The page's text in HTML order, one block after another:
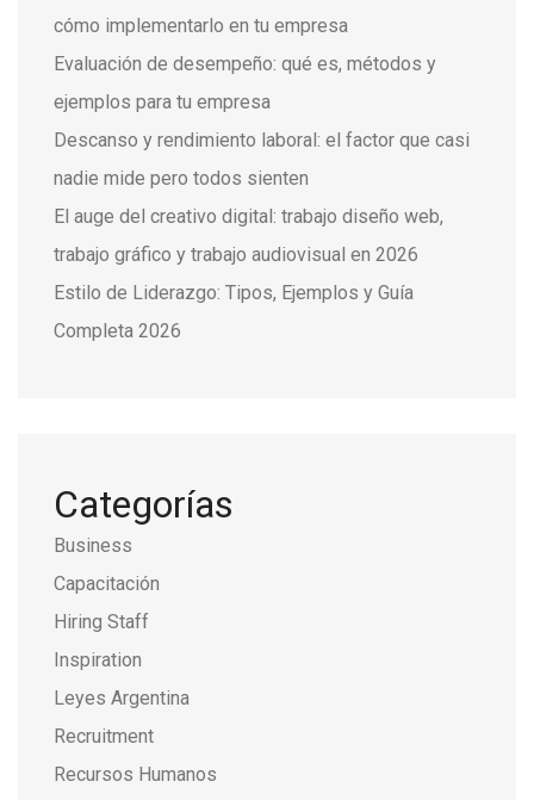
cómo implementarlo en tu empresa
Evaluación de desempeño: qué es, métodos y
ejemplos para tu empresa
Descanso y rendimiento laboral: el factor que casi
nadie mide pero todos sienten
El auge del creativo digital: trabajo diseño web,
trabajo gráfico y trabajo audiovisual en 2026
Estilo de Liderazgo: Tipos, Ejemplos y Guía
Completa 2026
Categorías
Business
Capacitación
Hiring Staff
Inspiration
Leyes Argentina
Recruitment
Recursos Humanos